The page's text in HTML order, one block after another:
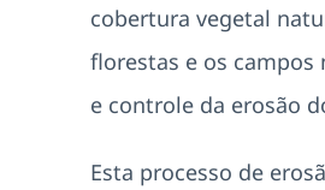
cobertura vegetal
florestas e os campos
e controle da erosão
Esta processo de